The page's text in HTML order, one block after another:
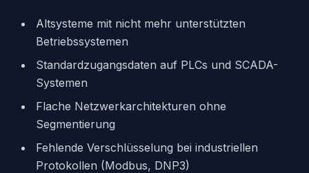
Altsysteme mit nicht mehr unterstützten
Betriebssystemen
Standardzugangsdaten auf PLCs und SCADA-
Systemen
Flache Netzwerkarchitekturen ohne
Segmentierung
Fehlende Verschlüsselung bei industriellen
Protokollen (Modbus, DNP3)